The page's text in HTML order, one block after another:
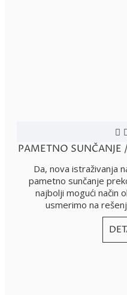
PAMETNO SUNČANJE
Da, nova istraživanja
pametno sunčanje
najbolji mogući način
usmerimo na